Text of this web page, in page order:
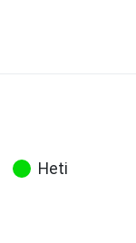
Heti